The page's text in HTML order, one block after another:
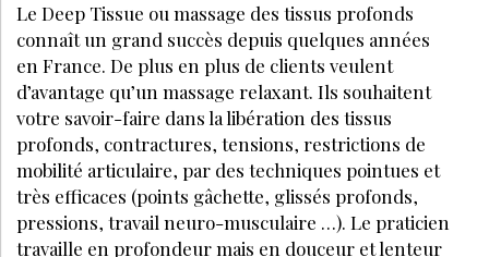
Le Deep Tissue ou massage des tissus profonds
connaît un grand succès depuis quelques années
en France. De plus en plus de clients veulent
d’avantage qu’un massage relaxant. Ils souhaitent
votre savoir-faire dans la libération des tissus
profonds, contractures, tensions, restrictions de
mobilité articulaire, par des techniques pointues et
très efficaces (points gâchette, glissés profonds,
pressions, travail neuro-musculaire …). Le praticien
travaille en profondeur mais en douceur et lenteur